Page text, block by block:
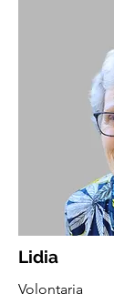
Lidia
Volontaria